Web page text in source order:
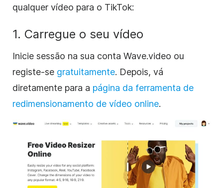
qualquer vídeo para o TikTok:
1. Carregue o seu vídeo
Inicie sessão na sua conta Wave.video ou
registe-se gratuitamente. Depois, vá
diretamente para a página da ferramenta de
redimensionamento de vídeo online.